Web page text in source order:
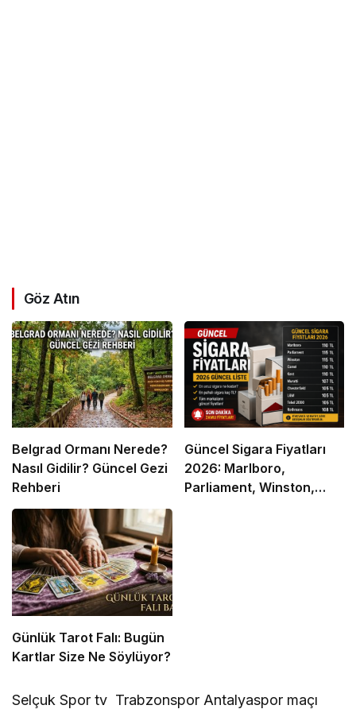
Göz Atın
Belgrad Ormanı Nerede?
Nasıl Gidilir? Güncel Gezi
Rehberi
Güncel Sigara Fiyatları
2026: Marlboro,
Parliament, Winston,
Günlük Tarot Falı: Bugün
Kartlar Size Ne Söylüyor?
Selçuk Spor tv Trabzonspor Antalyaspor maçı